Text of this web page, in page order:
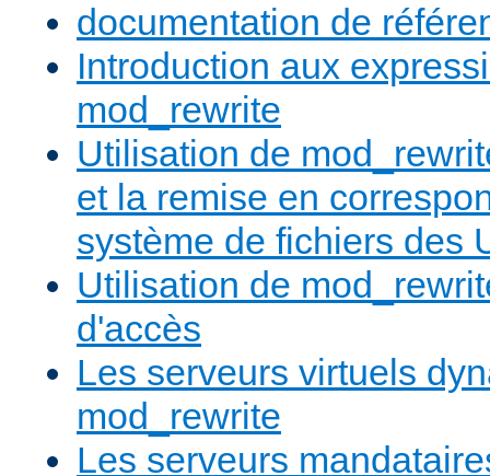
documentation de
Introduction aux
mod_rewrite
Utilisation de
et la remise en
système de fichiers des
Utilisation de
d'accès
Les serveurs virtuels
mod_rewrite
Les serveurs